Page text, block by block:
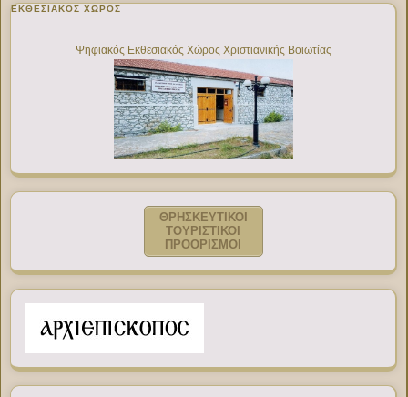
ΕΚΘΕΣΙΑΚΌΣ ΧΏΡΟΣ
Ψηφιακός Εκθεσιακός Χώρος Χριστιανικής Βοιωτίας
ΘΡΗΣΚΕΥΤΙΚΟΙ
ΤΟΥΡΙΣΤΙΚΟΙ
ΠΡΟΟΡΙΣΜΟΙ